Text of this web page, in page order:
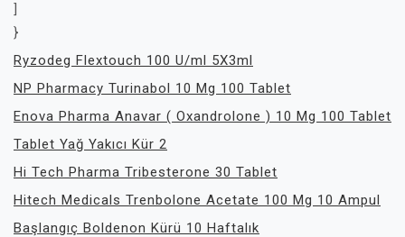
]
}
Ryzodeg Flextouch 100 U/ml 5X3ml
NP Pharmacy Turinabol 10 Mg 100 Tablet
Enova Pharma Anavar ( Oxandrolone ) 10 Mg 100 Tablet
Tablet Yağ Yakıcı Kür 2
Hi Tech Pharma Tribesterone 30 Tablet
Hitech Medicals Trenbolone Acetate 100 Mg 10 Ampul
Başlangıç Boldenon Kürü 10 Haftalık